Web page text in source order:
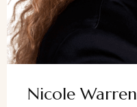
Nicole Warren